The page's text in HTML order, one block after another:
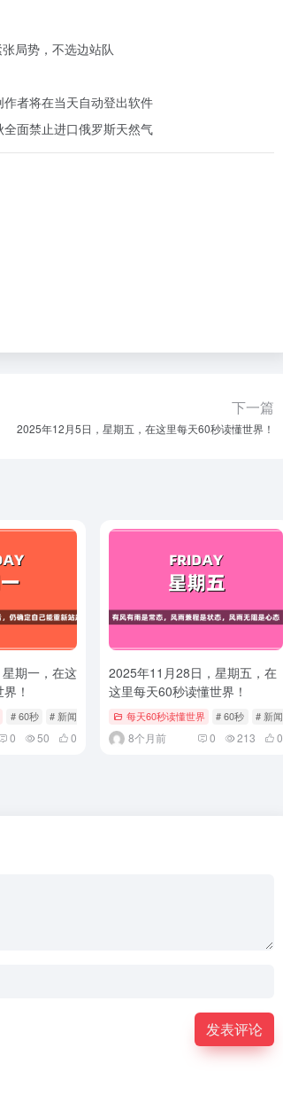
局势，不选边站队
者将在当天自动登出软件
面禁止进口俄罗斯天然气
下一篇
2025年12月5日，星期五，在这里每天60秒读懂世界！
期一，在这
！
# 60秒 # 新闻 # 每日快报
0 50 0
2025年11月28日，星期五，在
这里每天60秒读懂世界！
每天60秒读懂世界 # 60秒 # 新闻
8个月前 0 213 0
发表评论